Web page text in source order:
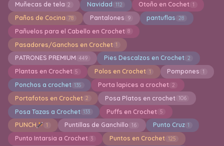
Muñecas de tela 2 Navidad 112 Otoño en Cochet 1
Paños de Cocina 78 Pantalones 9 pantuflas 28
Pañuelos para el Cabello en Crochet 8
Pasadores/Ganchos en Crochet 1
PATRONES PREMIUM 449 Pies Descalzos en Crochet 2
Plantas en Crochet 5 Polos en Crochet 1 Pompones 1
Ponchos a crochet 135 Porta lapices a crochet 2
Portafotos en Crochet 2 Posa Platos en crochet 106
Posa Tazas a Crochet 133 Puffs en Crochet 5
PUNCH 1 Puntillas de Ganchillo 16 Punto Cruz 1
Punto Intarsia a Crochet 3 Puntos en Crochet 125